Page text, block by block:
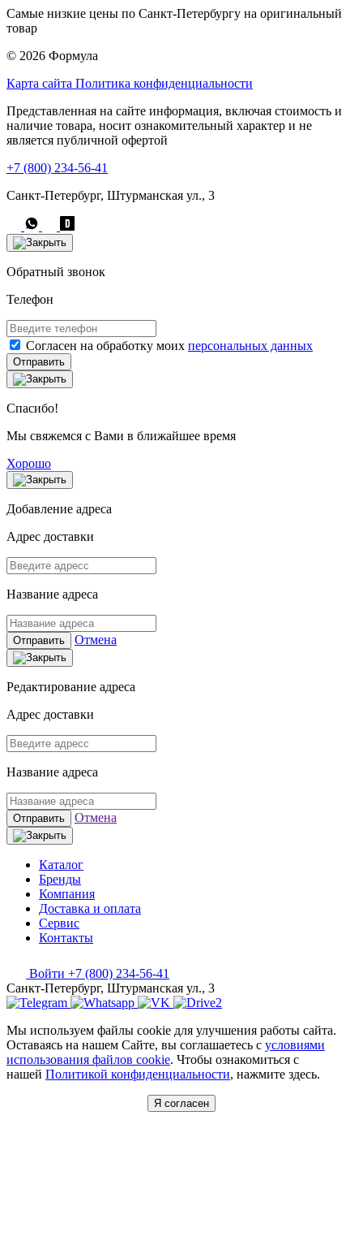
Самые низкие цены по Санкт-Петербургу на оригинальный
товар
© 2026 Формула
Карта сайта Политика конфиденциальности
Представленная на сайте информация, включая стоимость и
наличие товара, носит ознакомительный характер и не
является публичной офертой
+7 (800) 234-56-41
Санкт-Петербург, Штурманская ул., 3
Обратный звонок
Телефон
Согласен на обработку моих персональных данных
Отправить
Спасибо!
Мы свяжемся с Вами в ближайшее время
Хорошо
Добавление адреса
Адрес доставки
Название адреса
Отправить Отмена
Редактирование адреса
Адрес доставки
Название адреса
Отправить Отмена
Каталог
Бренды
Компания
Доставка и оплата
Сервис
Контакты
Войти +7 (800) 234-56-41
Санкт-Петербург, Штурманская ул., 3
Мы используем файлы cookie для улучшения работы сайта.
Оставаясь на нашем Сайте, вы соглашаетесь с условиями
использования файлов cookie. Чтобы ознакомиться с
нашей Политикой конфиденциальности, нажмите здесь.
Я согласен